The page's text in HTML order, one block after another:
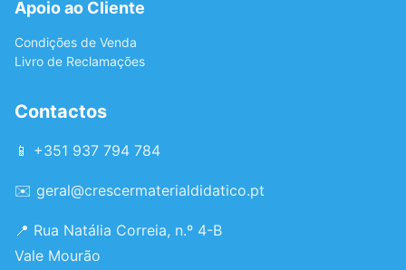
Apoio ao Cliente
Condições de Venda
Livro de Reclamações
Contactos
📱 +351 937 794 784
✉️ geral@crescermaterialdidatico.pt
📍 Rua Natália Correia, n.º 4-B
Vale Mourão